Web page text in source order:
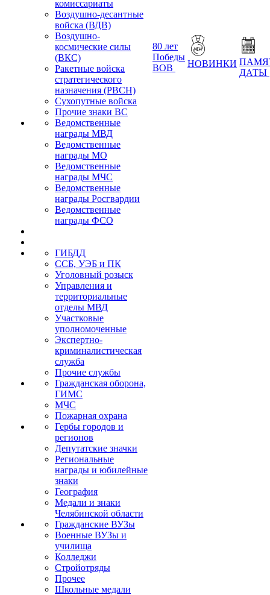
комиссариаты
Воздушно-десантные
войска (ВДВ)
Воздушно-
космические силы
(ВКС)
Ракетные войска
стратегического
назначения (РВСН)
Сухопутные войска
Прочие знаки ВС
Ведомственные
награды МВД
Ведомственные
награды МО
Ведомственные
награды МЧС
Ведомственные
награды Росгвардии
Ведомственные
награды ФСО
ГИБДД
ССБ, УЭБ и ПК
Уголовный розыск
Управления и
территориальные
отделы МВД
Участковые
уполномоченные
Экспертно-
криминалистическая
служба
Прочие службы
Гражданская оборона,
ГИМС
МЧС
Пожарная охрана
Гербы городов и
регионов
Депутатские значки
Региональные
награды и юбилейные
знаки
География
Медали и знаки
Челябинской области
Гражданские ВУЗы
Военные ВУЗы и
училища
Колледжи
Стройотряды
Прочее
Школьные медали
80 лет
Победы
ВОВ
НОВИНКИ
ДАТЫ